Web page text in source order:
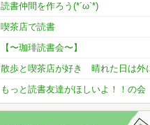
読書仲間を作ろう(*´ω`*)
喫茶店で読書
【〜珈琲読書会〜】
もっと読書友達がほしいよ！！の会